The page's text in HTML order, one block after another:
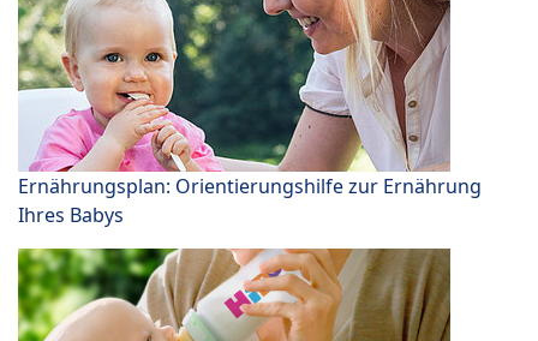
Ernährungsplan: Orientierungshilfe zur Ernährung
Ihres Babys